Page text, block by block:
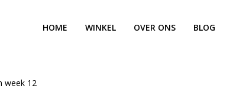
HOME WINKEL OVER ONS BLOG
week 12